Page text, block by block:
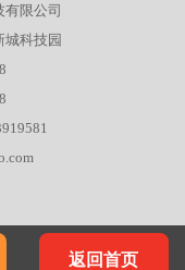
限公司
科技园
返回首页